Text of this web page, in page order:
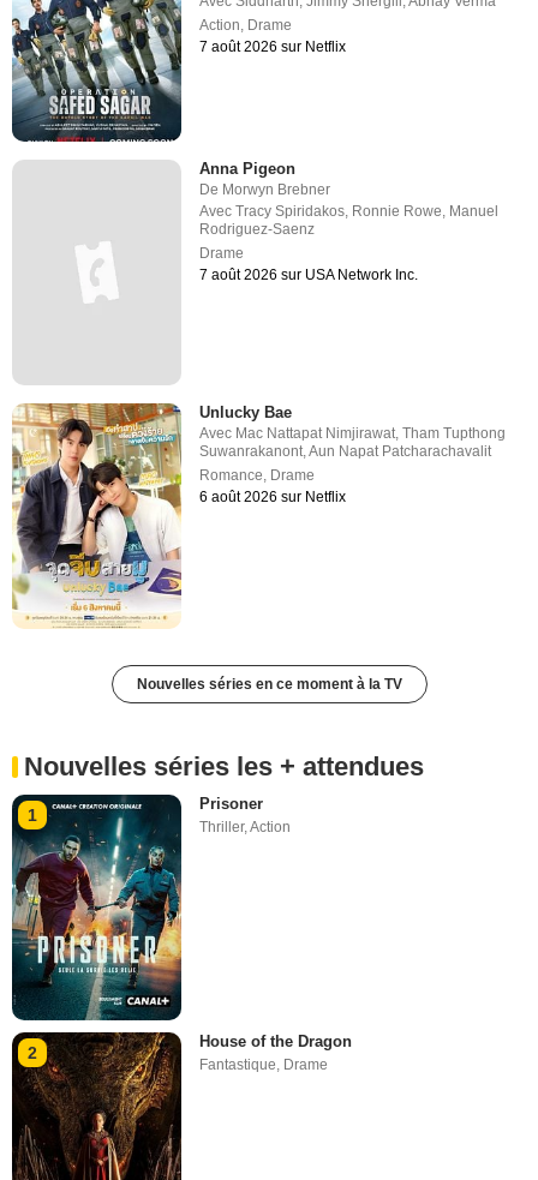
Action, Drame
7 août 2026 sur Netflix
Anna Pigeon
De Morwyn Brebner
AvecTracy Spiridakos Ronnie Rowe Manuel
Rodriguez-Saenz
Drame
7 août 2026 sur USA Network Inc.
Unlucky Bae
Avec Mac Nattapat Nimjirawat,Tham Tupthong
Suwanrakanont,Aun Napat Patcharachavalit
Romance, Drame
6 août 2026 sur Netflix
Nouvelles séries en ce moment à la TV
Nouvelles séries les + attendues
1
Prisoner
Thriller,Action
2
House of the Dragon
Fantastique, Drame